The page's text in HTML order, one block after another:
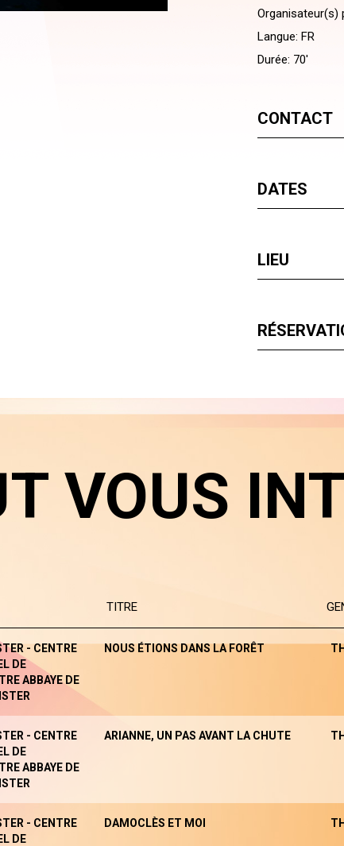
Organisateur(s)
Langue: FR
Durée: 70'
CONTACT
DATES
LIEU
VOUS
TITRE
- CENTRE
DE
ABBAYE DE
NOUS ÉTIONS DANS LA FORÊT
- CENTRE
DE
ABBAYE DE
ARIANNE, UN PAS AVANT LA CHUTE
- CENTRE
DE
DAMOCLÈS ET MOI